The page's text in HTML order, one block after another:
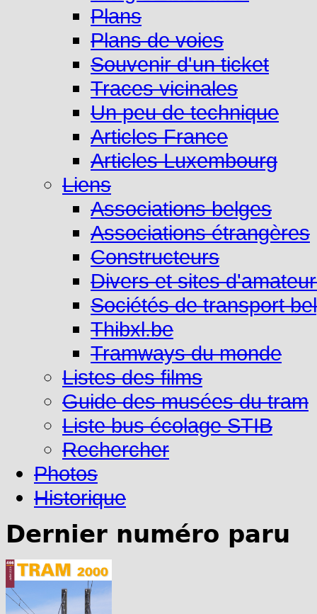
Plans
Plans de voies
Souvenir d'un ticket
Traces vicinales
Un peu de technique
Articles France
Articles Luxembourg
Liens
Associations belges
Associations étrangères
Constructeurs
Divers et sites
Sociétés de transport
Thibxl.be
Tramways du monde
Listes des films
Guide des musées du tram
Liste bus écolage STIB
Rechercher
Photos
Historique
Dernier numéro paru